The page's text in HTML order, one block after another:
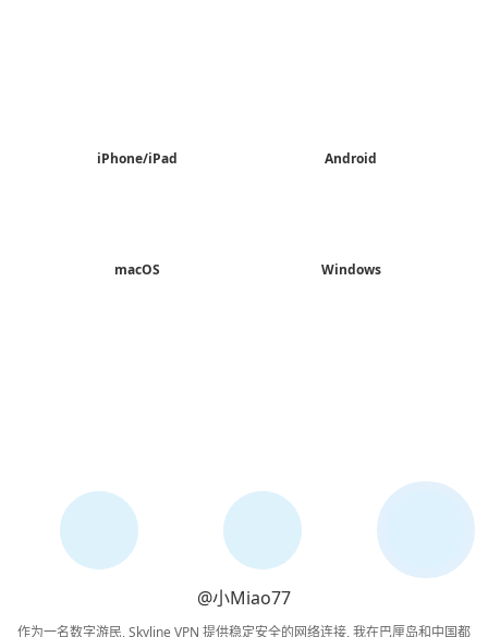
iPhone/iPad Android
macOS Windows
@小Miao77
作为一名数字游民, Skyline VPN 提供稳定安全的网络连接, 我在巴厘岛和中国都